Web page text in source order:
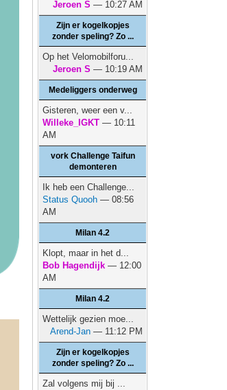
Jeroen S — 10:27 AM
Zijn er kogelkopjes
zonder speling? Zo ...
Op het Velomobilforu...
Jeroen S — 10:19 AM
Medeliggers onderweg
Gisteren, weer een v...
Willeke_IGKT — 10:11
AM
vork Challenge Taifun
demonteren
Ik heb een Challenge...
Status Quooh — 08:56
AM
Milan 4.2
Klopt, maar in het d...
Bob Hagendijk — 12:00
AM
Milan 4.2
Wettelijk gezien moe...
Arend-Jan — 11:12 PM
Zijn er kogelkopjes
zonder speling? Zo ...
Zal volgens mij bij ...